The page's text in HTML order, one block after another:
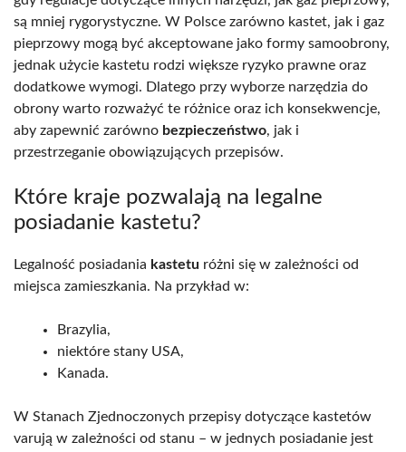
są mniej rygorystyczne. W Polsce zarówno kastet, jak i gaz
pieprzowy mogą być akceptowane jako formy samoobrony,
jednak użycie kastetu rodzi większe ryzyko prawne oraz
dodatkowe wymogi. Dlatego przy wyborze narzędzia do
obrony warto rozważyć te różnice oraz ich konsekwencje,
aby zapewnić zarówno bezpieczeństwo, jak i
przestrzeganie obowiązujących przepisów.
Które kraje pozwalają na legalne
posiadanie kastetu?
Legalność posiadania kastetu różni się w zależności od
miejsca zamieszkania. Na przykład w:
Brazylia,
niektóre stany USA,
Kanada.
W Stanach Zjednoczonych przepisy dotyczące kastetów
varują w zależności od stanu – w jednych posiadanie jest